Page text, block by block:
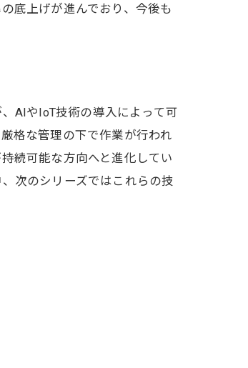
底上げが進んでおり、今後も
AIやIoT技術の導入によって可
格な管理の下で作業が行われ
続可能な方向へと進化してい
次のシリーズではこれらの技